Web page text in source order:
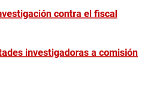
contra el fiscal
investigadoras a comisión